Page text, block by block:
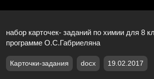
набор карточек- заданий по химии для 8
программе О.С.Габриеляна
Карточки-задания docx 19.02.2017